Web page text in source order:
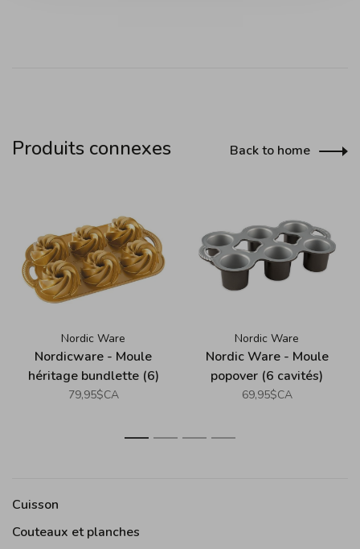
Produits connexes Back to home
Nordic Ware
Nordicware - Moule
héritage bundlette (6)
(garland)
79,95$CA
Nordic Ware
Nordic Ware - Moule
popover (6 cavités)
69,95$CA
1 2 3 4
Cuisson
Couteaux et planches